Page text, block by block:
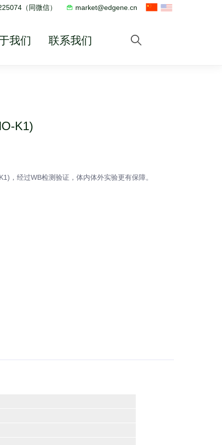
（同微信） market@edgene.cn
我们 联系我们
K1)
，经过WB检测验证，体内体外实验更有保障。